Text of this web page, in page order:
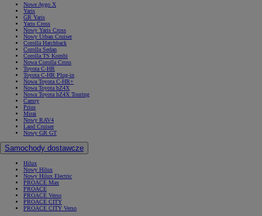
Nowe Aygo X
Yaris
GR Yaris
Yaris Cross
Nowy Yaris Cross
Nowy Urban Cruiser
Corolla Hatchback
Corolla Sedan
Corolla TS Kombi
Nowa Corolla Cross
Toyota C-HR
Toyota C-HR Plug-in
Nowa Toyota C-HR+
Nowa Toyota bZ4X
Nowa Toyota bZ4X Touring
Camry
Prius
Mirai
Nowy RAV4
Land Cruiser
Nowy GR GT
Samochody dostawcze
Hilux
Nowy Hilux
Nowy Hilux Electric
PROACE Max
PROACE
PROACE Verso
PROACE CITY
PROACE CITY Verso